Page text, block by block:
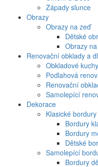
Západy slunce
Obrazy
Obrazy na zeď
Dětské
Obrazy
Renovační obklady a
Obkladové
Podlahová
Renovační
Samolepící
Dekorace
Klasické bordury
Bordury
Bordury
Dětské
Samolepící
Bordury